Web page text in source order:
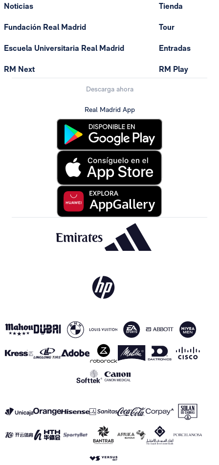
Noticias
Fundación Real Madrid
Escuela Universitaria Real Madrid
RM Next
Tienda
Tour
Entradas
RM Play
Descarga ahora
Real Madrid App